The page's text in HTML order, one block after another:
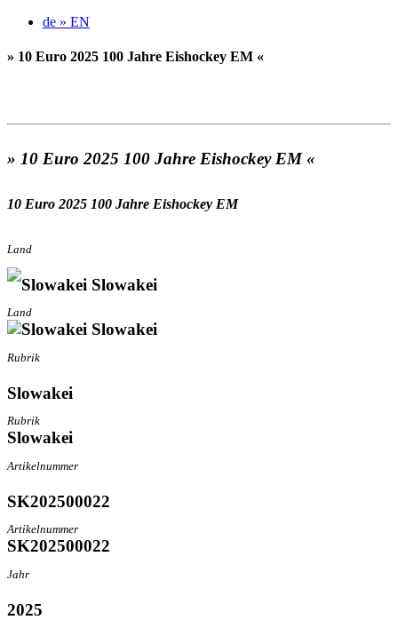
de » EN
» 10 Euro 2025 100 Jahre Eishockey EM «
» 10 Euro 2025 100 Jahre Eishockey EM «
10 Euro 2025 100 Jahre Eishockey EM
Land
Slowakei
Land
Slowakei
Rubrik
Slowakei
Rubrik
Slowakei
Artikelnummer
SK202500022
Artikelnummer
SK202500022
Jahr
2025